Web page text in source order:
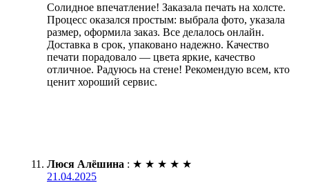
Солидное впечатление! Заказала печать на холсте.
Процесс оказался простым: выбрала фото, указала
размер, оформила заказ. Все делалось онлайн.
Доставка в срок, упаковано надежно. Качество
печати порадовало — цвета яркие, качество
отличное. Радуюсь на стене! Рекомендую всем, кто
ценит хороший сервис.
Люся Алёшина : ★ ★ ★ ★ ★
21.04.2025